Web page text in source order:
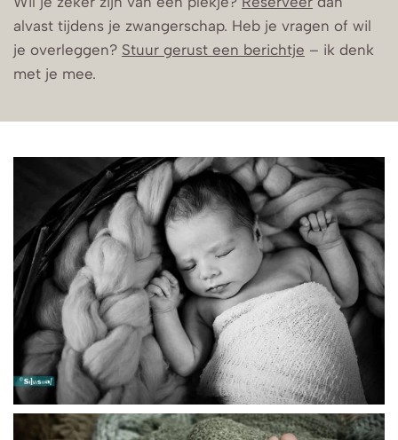
alvast tijdens je zwangerschap. Heb je vragen of wil
je overleggen? Stuur gerust een berichtje – ik denk
met je mee.